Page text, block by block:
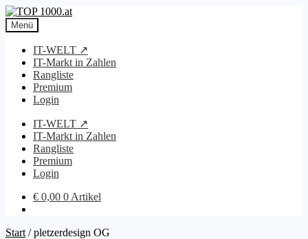
Zur
Navigation
springen
Zum
Inhalt
springen
Menü
IT-WELT ↗
IT-Markt in Zahlen
Rangliste
Premium
Login
IT-WELT ↗
IT-Markt in Zahlen
Rangliste
Premium
Login
€ 0,00 0 Artikel
Start /pletzerdesign OG